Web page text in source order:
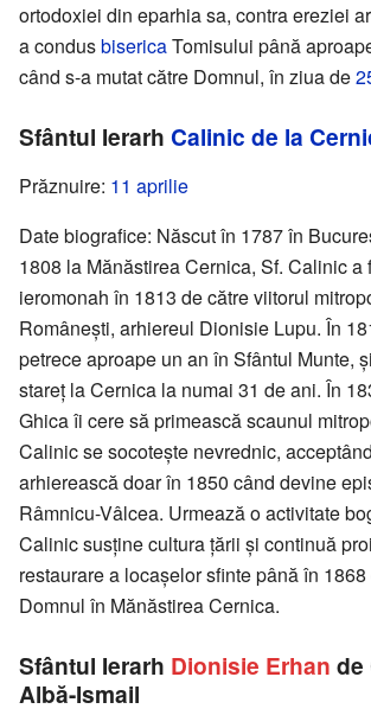
ortodoxiei din eparhia sa, contra ereziei
a condusbisericaTomisului până
când s-a mutat către Domnul, în ziua de
Sfântul Ierarh Calinic de la
Prăznuire: 11 aprilie
Date biografice: Născut în 1787 în
1808 la Mănăstirea Cernica, Sf. Calinic a
ieromonah în 1813 de către viitorul
Românești, arhiereul Dionisie Lupu. În
petrece aproape un an în Sfântul Munte,
stareț la Cernica la numai 31 de ani. În
Ghica îi cere să primească scaunul
Calinic se socotește nevrednic,
arhierească doar în 1850 când devine
Râmnicu-Vâlcea. Urmează o activitate
Calinic susține cultura țării și continuă
restaurare a locașelor sfinte până în
Domnul în Mănăstirea Cernica.
Sfântul Ierarh Dionisie Erhan de
Albă-Ismail